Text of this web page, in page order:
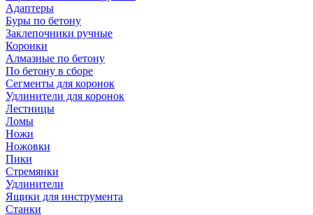
Адаптеры
Буры по бетону
Заклепочники ручные
Коронки
Алмазные по бетону
По бетону в сборе
Сегменты для коронок
Удлинители для коронок
Лестницы
Ломы
Ножи
Ножовки
Пики
Стремянки
Удлинители
Ящики для инструмента
Станки